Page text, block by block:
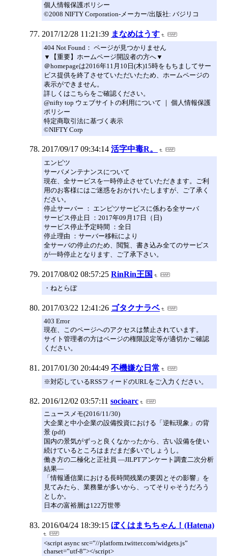
個人情報保護ポリシー
©2008 NIFTY Corporation-メーカー/出版社: バジリコ
2017/12/28 11:21:39 まなめはうす
404 Not Found： ページが見つかりません
▼【重要】ホームページ開設者の方へ▼
＠homepageは2016年11月10日(木)15時をもちましてサー
ビス提供を終了させていただいたため、ホームページの
表示ができません。
詳しくはこちらをご確認ください。
@nifty top ウェブサイトの利用について ｜ 個人情報保護
ポリシー
特定商取引法に基づく表示
©NIFTY Corp
2017/09/17 09:34:14 活字中毒R。
エンピツ
サーバメンテナンスについて
現在、全サービスを一時停止させていただきます。ご利
用のお客様にはご迷惑をおかけいたしますが、ご了承く
ださい。
停止サーバー ： エンピツサービスに係わる全サーバ
サービス停止日 ：2017年09月17日（日)
サービス停止予定時間 ：全日
停止理由 ：サーバー移転により
全サーバの停止のため、閲覧、書き込み全てのサービス
が一時停止となります、ご了承下さい。
2017/08/02 08:57:25 RinRin王国
・ねとらぼ
2017/03/22 12:41:26 ゴタクナラベ
403 Error
現在、このページへのアクセスは禁止されています。
サイト管理者の方はページの権限設定等が適切かご確認
ください。
2017/01/30 20:44:49 不機嫌な日常
※対応しているRSSフィードのURLをご入力ください。
2016/12/02 03:57:11 socioarc
ニュースメモ(2016/11/30)
大企業と中小企業の設備投資における「逆転現象」の背
景 (pdf)
国内の景気がずっと良くなかったから、古い設備を使い
続けているところはまだまだ多いでしょうし。
働き方の二極化と正社員 ―JILPTアンケート調査二次分析
結果―
「情報通信業における長時間残業の要因とその影響」を
見てみたら、業務量が多いから、ってそりゃそうだろう
としか。
日本の富裕層は122万世帯
2016/04/24 18:39:15 ぼくはまちちゃん！(Hatena)
<script async src=”//platform.twitter.com/widgets.js”
charset=”utf-8”></script>